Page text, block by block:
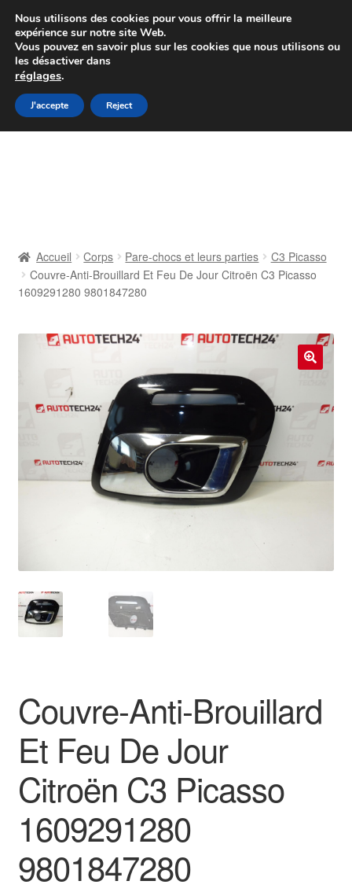
Colissimo livraison à partir de 7 EUR
Du lundi au vendredi de 9 h à 16 h
Aller
à
Aller
au
Contact
Mon compte
Panier
Politique de confidentialité
Procédure de Réclamation
Accueil Corps Pare-chocs et leurs parties
C3 Picasso
Couvre-Anti-Brouillard Et Feu De Jour Citroën C3 Picasso
1609291280 9801847280
Couvre-Anti-Brouillard
Et Feu De Jour
Citroën C3 Picasso
1609291280
9801847280
Nous utilisons des cookies pour vous offrir la meilleure
expérience sur notre site Web.
Vous pouvez en savoir plus sur les cookies que nous utilisons ou
les désactiver dans
réglages.
J'accepte Reject